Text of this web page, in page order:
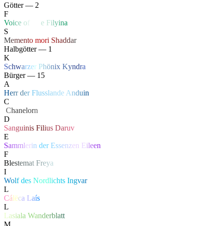
Götter — 2
F
Voice of e Filyina
S
Memento mori Shaddar
Halbgötter — 1
K
Schwarzer Phönix Kyndra
Bürger — 15
A
HerrderFlusslande Anduin
C
Chanelorn
D
Sanguinis Filius Daruv
E
Sammlerin der Essenzen Eileen
F
Blestemat Freya
I
Wolfdes Nordlichts Ingvar
L
Cálëca Laís
L
Lasiala Wanderblatt
M